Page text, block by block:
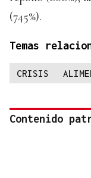
(745%).
Temas
CRISIS
Contenido